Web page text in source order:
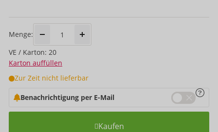
Menge:
VE / Karton: 20
Karton auffüllen
Zur Zeit nicht lieferbar
Benachrichtigung per E-Mail
Kaufen